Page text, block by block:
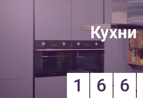
Кухни
1 6 6